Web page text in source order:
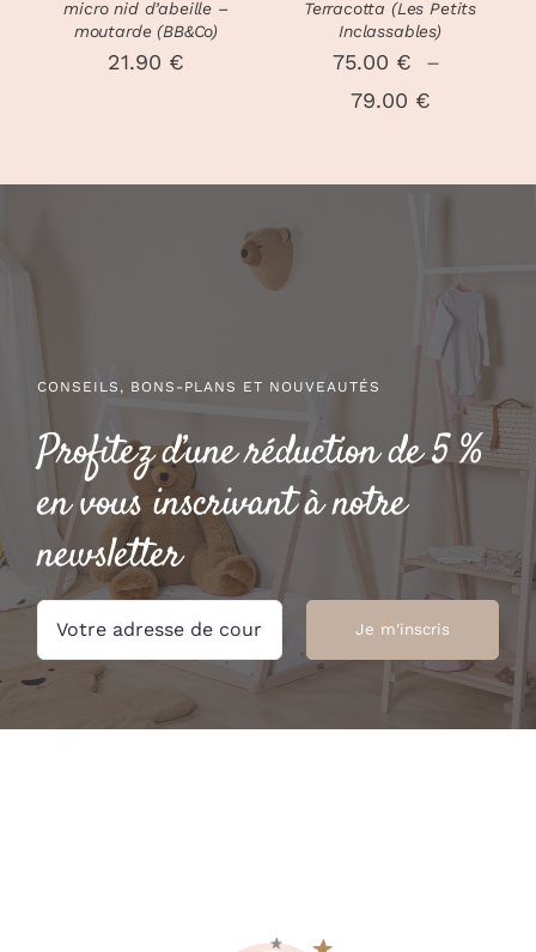
micro nid d’abeille –
moutarde (BB&Co)
21.90 €
ÊTRE
CHOISIES
SUR
PAGE
Terracotta (Les Petits
Inclassables)
75.00 €
–
79.00 €Plage
79.00 €
CONSEILS, BONS-PLANS ET NOUVEAUTÉS
Profitez d’une réduction de 5 %
en vous inscrivant à notre
newsletter